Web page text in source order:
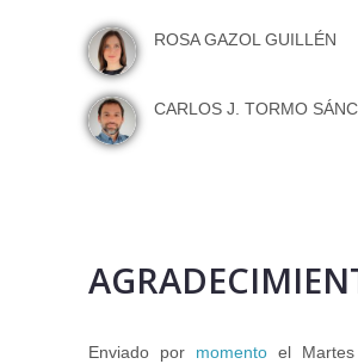
ROSA GAZOL GUILLÉN
CARLOS J. TORMO
Enviado por momento el